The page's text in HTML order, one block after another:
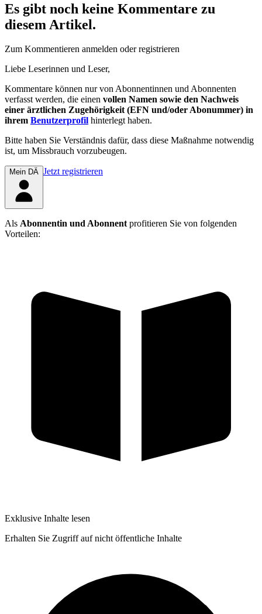
Es gibt noch keine Kommentare zu
diesem Artikel.
Zum Kommentieren anmelden oder registrieren
Liebe Leserinnen und Leser,
Kommentare können nur von Abonnentinnen und Abonnenten
verfasst werden, die einen vollen Namen sowie den Nachweis
einer ärztlichen Zugehörigkeit (EFN und/oder Abonummer) in
ihrem Benutzerprofil hinterlegt haben.
Bitte haben Sie Verständnis dafür, dass diese Maßnahme notwendig
ist, um Missbrauch vorzubeugen.
Mein DÄ Jetzt registrieren
Als Abonnentin und Abonnentprofitieren Sie von folgenden
Vorteilen:
Exklusive Inhalte lesen
Erhalten Sie Zugriff auf nicht öffentliche Inhalte